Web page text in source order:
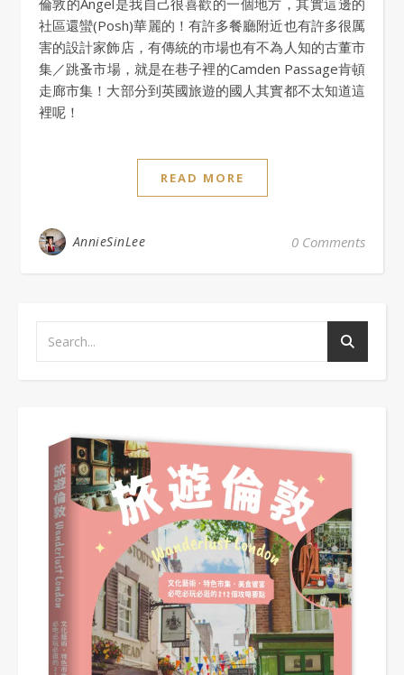
社區還蠻(Posh)華麗的！有許多餐廳附近也有許多很厲
害的設計家飾店，有傳統的市場也有不為人知的古董市
集／跳蚤市場，就是在巷子裡的Camden Passage肯頓
走廊市集！大部分到英國旅遊的國人其實都不太知道這
裡呢！
READ MORE
AnnieSinLee 0 Comments